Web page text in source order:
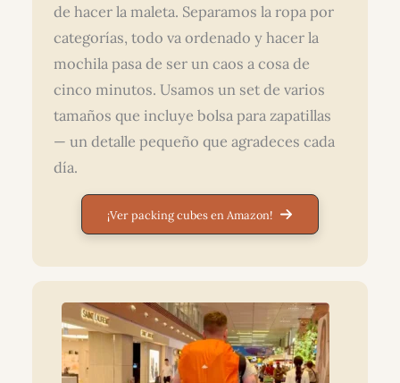
de hacer la maleta. Separamos la ropa por
categorías, todo va ordenado y hacer la
mochila pasa de ser un caos a cosa de
cinco minutos. Usamos un set de varios
tamaños que incluye bolsa para zapatillas
— un detalle pequeño que agradeces cada
día.
¡Ver packing cubes en Amazon!